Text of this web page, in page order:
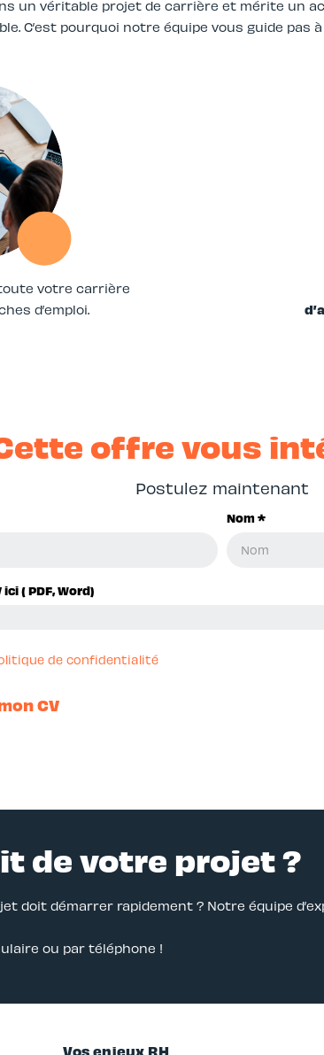
un véritable projet de carrière et mérite un
C’est pourquoi notre équipe vous guide pas
votre carrière
d’emploi.
offre vous
Postulez maintenant
Nom *
( PDF, Word)
de confidentialité
CV
de votre projet ?
doit démarrer rapidement ? Notre équipe
ou par téléphone !
Vos enjeux RH